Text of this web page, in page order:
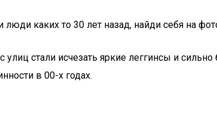
каких то 30 лет назад, найди себя на
стали исчезать яркие леггинсы и
в 00-х годах.